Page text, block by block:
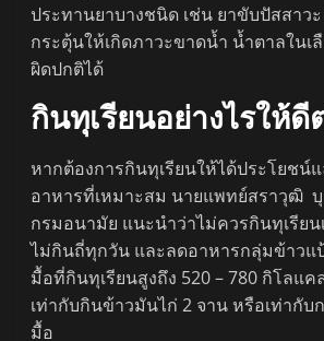
ประทานยาบางชนิด เช่น ยาขับปัสสาว
กระตุ้นให้เกิดภาวะขาดน้ำ น้ำตาลในเ
ผิดปกติได้
กินทุเรียนอย่างไรให้
หากต้องการกินทุเรียนให้ได้ประโยชน์
อาหารที่เหมาะสม นายแพทย์สราวุฒิ
กรมอนามัย แนะนำว่าไม่ควรกินทุเรียน
ไม่กินถี่ทุกวัน และลดอาหารกลุ่มข้าวแ
มื้อที่กินทุเรียนสูงถึง 520 – 780 กิโลแค
เท่ากับกินข้าวมันไก่ 2 จาน หรือเท่ากับ
มื้อ